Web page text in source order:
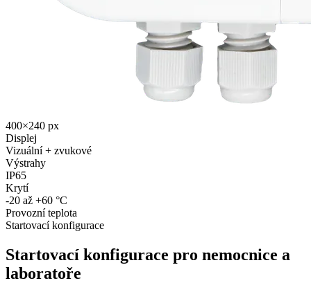
400×240 px
Displej
Vizuální + zvukové
Výstrahy
IP65
Krytí
-20 až +60 °C
Provozní teplota
Startovací konfigurace
Startovací konfigurace pro nemocnice a
laboratoře